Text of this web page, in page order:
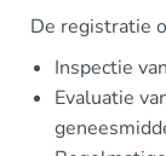
De registratie
Inspectie
Evaluatie